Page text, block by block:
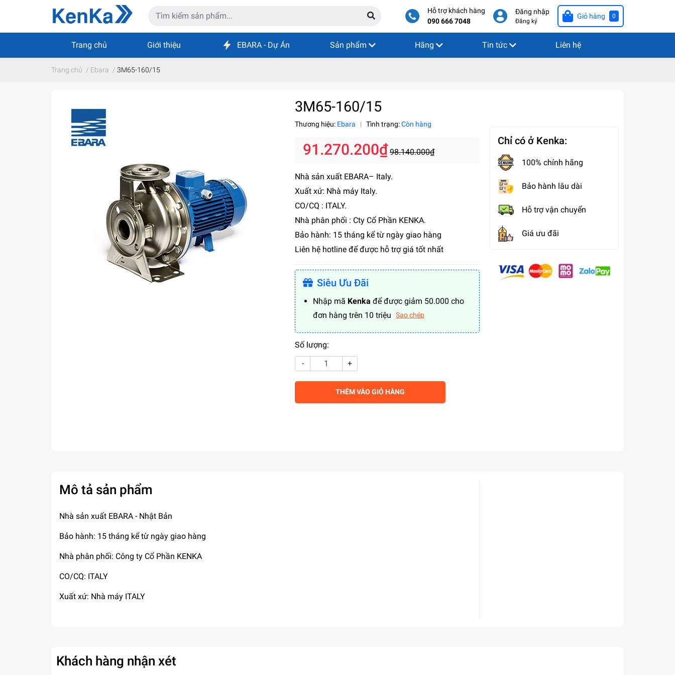
Hỗ trợ khách hàng
090 666 7048
Đăng nhập
Đăng ký
Giỏ hàng 0
Trang chủ Giới thiệu EBARA - Dự Án Sản phẩm Hãng Tin tức Liên hệ
Trang chủ / Ebara / 3M65-160/15
3M65-160/15
Thương hiệu: Ebara | Tình trạng:Còn hàng
91.270.200₫ 98.140.000₫
Nhà sản xuất EBARA– Italy.
Xuất xứ: Nhà máy Italy.
CO/CQ : ITALY.
Nhà phân phối : Cty Cổ Phần KENKA.
Bảo hành: 15 tháng kể từ ngày giao hàng
Liên hệ hotline để được hỗ trợ giá tốt nhất
Siêu Ưu Đãi
Nhập mã Kenka để được giảm 50.000 cho
đơn hàng trên 10 triệu
Sao chép
Số lượng:
-
+
THÊM VÀO GIỎ HÀNG
Chỉ có ở Kenka:
100% chính hãng
Bảo hành lâu dài
Hỗ trợ vận chuyển
Giá ưu đãi
Mô tả sản phẩm
Nhà sản xuất EBARA - Nhật Bản
Bảo hành: 15 tháng kể từ ngày giao hàng
Nhà phân phối: Công ty Cổ Phần KENKA
CO/CQ: ITALY
Xuất xứ: Nhà máy ITALY
Khách hàng nhận xét